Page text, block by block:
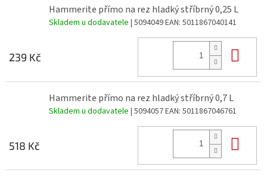
Hammerite přímo na rez hladký stříbrný 0,25 L
Skladem u dodavatele | 5094049EAN: 5011867040141
239 Kč
Hammerite přímo na rez hladký stříbrný 0,7 L
Skladem u dodavatele | 5094057EAN: 5011867046761
518 Kč